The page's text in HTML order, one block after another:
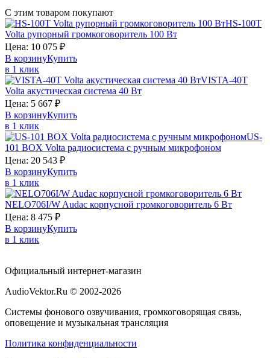
С этим товаром покупают
HS-100T
Volta рупорный громкоговоритель 100 Вт
Цена: 10 075 ₽
В корзинуКупить
в 1 клик
VISTA-40T
Volta акустическая система 40 Вт
Цена: 5 667 ₽
В корзинуКупить
в 1 клик
US-
101 BOX Volta радиосистема с ручным микрофоном
Цена: 20 543 ₽
В корзинуКупить
в 1 клик
NELO706I/W Audac корпусной громкоговоритель 6 Вт
Цена: 8 475 ₽
В корзинуКупить
в 1 клик
Официальный интернет-магазин
AudioVektor.Ru © 2002-2026
Системы фонового озвучивания, громкоговорящая связь,
оповещение и музыкальная трансляция
Политика конфиденциальности